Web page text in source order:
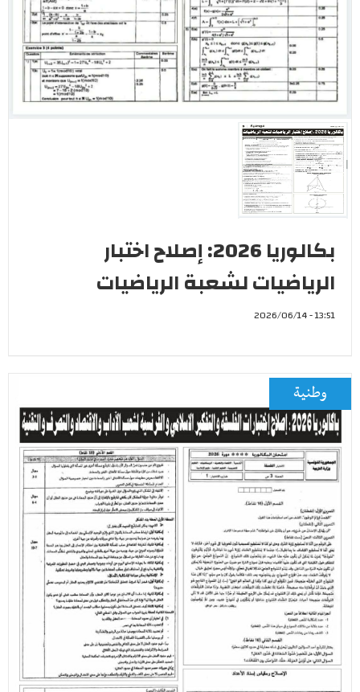
بكالوريا 2026: إصلاح اختبار
الرياضيات لشعبة الرياضيات
13:51 - 2026/06/14
وطنية